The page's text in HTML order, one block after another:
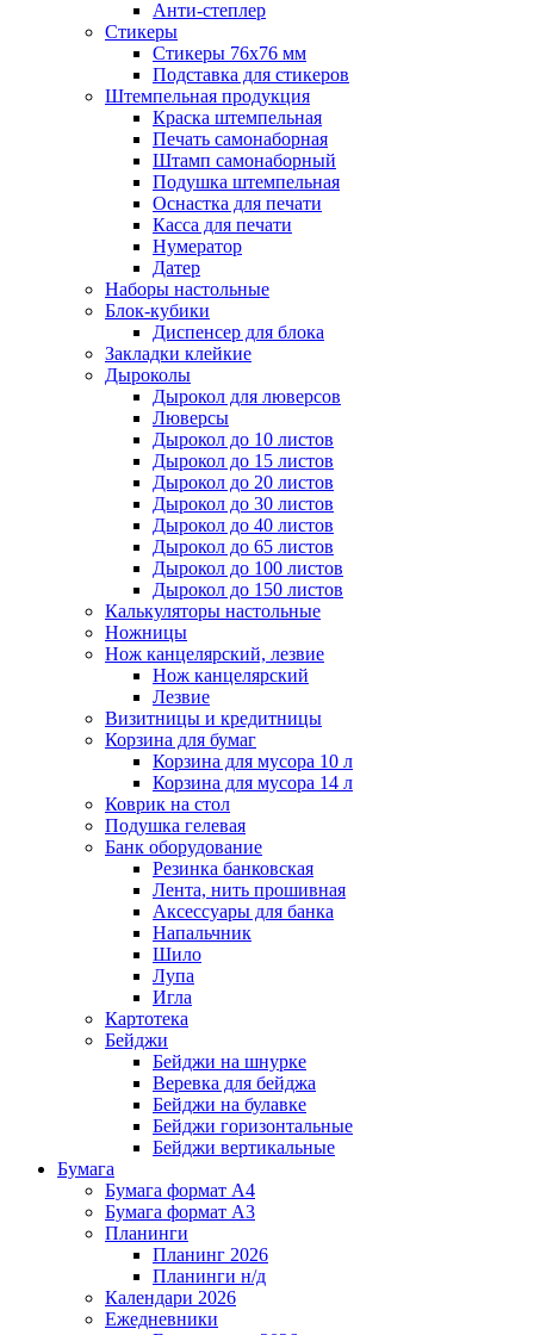
Анти-степлер
Стикеры
Стикеры 76x76 мм
Подставка для стикеров
Штемпельная продукция
Краска штемпельная
Печать самонаборная
Штамп самонаборный
Подушка штемпельная
Оснастка для печати
Касса для печати
Нумератор
Датер
Наборы настольные
Блок-кубики
Диспенсер для блока
Закладки клейкие
Дыроколы
Дырокол для люверсов
Люверсы
Дырокол до 10 листов
Дырокол до 15 листов
Дырокол до 20 листов
Дырокол до 30 листов
Дырокол до 40 листов
Дырокол до 65 листов
Дырокол до 100 листов
Дырокол до 150 листов
Калькуляторы настольные
Ножницы
Нож канцелярский, лезвие
Нож канцелярский
Лезвие
Визитницы и кредитницы
Корзина для бумаг
Корзина для мусора 10 л
Корзина для мусора 14 л
Коврик на стол
Подушка гелевая
Банк оборудование
Резинка банковская
Лента, нить прошивная
Аксессуары для банка
Напальчник
Шило
Лупа
Игла
Картотека
Бейджи
Бейджи на шнурке
Веревка для бейджа
Бейджи на булавке
Бейджи горизонтальные
Бейджи вертикальные
Бумага
Бумага формат А4
Бумага формат А3
Планинги
Планинг 2026
Планинги н/д
Календари 2026
Ежедневники